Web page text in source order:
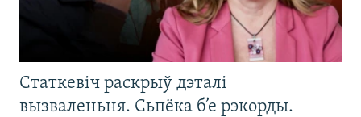
Статкевіч раскрыў дэталі
вызваленьня. Сьпёка б’е рэкорды.